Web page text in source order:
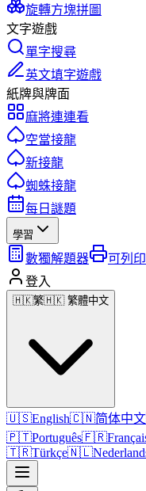
旋轉方塊拼圖
文字遊戲
單字搜尋
英文填字遊戲
紙牌與牌面
麻將連連看
空當接龍
新接龍
蜘蛛接龍
每日謎題
學習
數獨解題器 可列
登入
🇭🇰繁🇭🇰 繁體中文
🇺🇸English🇨🇳简体中文
🇵🇹Português🇫🇷
🇹🇷Türkçe🇳🇱